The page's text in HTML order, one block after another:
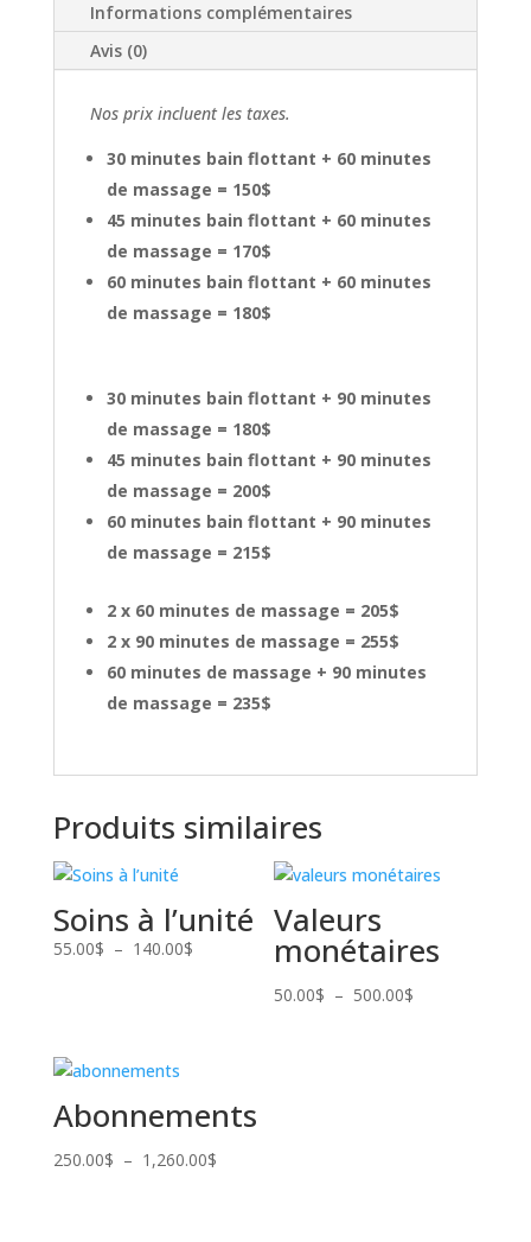
Informations complémentaires
Avis (0)
Nos prix incluent les taxes.
30 minutes bain flottant + 60 minutes
de massage = 150$
45 minutes bain flottant + 60 minutes
de massage = 170$
60 minutes bain flottant + 60 minutes
de massage = 180$
30 minutes bain flottant + 90 minutes
de massage = 180$
45 minutes bain flottant + 90 minutes
de massage = 200$
60 minutes bain flottant + 90 minutes
de massage = 215$
2 x 60 minutes de massage = 205$
2 x 90 minutes de massage = 255$
60 minutes de massage + 90 minutes
de massage = 235$
Produits similaires
Soins à l’unité
55.00$ – 140.00$Plage
Valeurs
monétaires
50.00$ – 500.00$
Abonnements
250.00$ – 1,260.00$Plage